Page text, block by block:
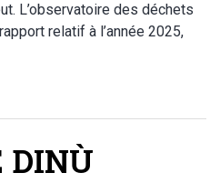
L’observatoire des déchets
relatif à l’année 2025,
DINÙ